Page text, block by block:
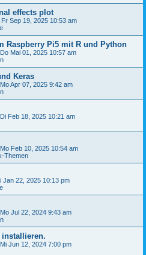
effects plot
Fr Sep 19, 2025 10:53 am
Raspberry Pi5 mit R und Python
Do Mai 01, 2025 10:57 am
Keras
Mo Apr 07, 2025 9:42 am
Di Feb 18, 2025 10:21 am
Mo Feb 10, 2025 10:54 am
Themen
Jan 22, 2025 10:13 pm
Mo Jul 22, 2024 9:43 am
installieren.
Mi Jun 12, 2024 7:00 pm